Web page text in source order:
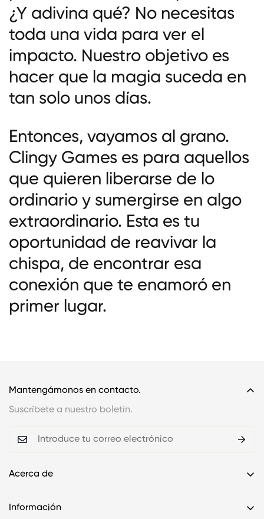
¿Y adivina qué? No necesitas
toda una vida para ver el
impacto. Nuestro objetivo es
hacer que la magia suceda en
tan solo unos días.
Entonces, vayamos al grano.
Clingy Games es para aquellos
que quieren liberarse de lo
ordinario y sumergirse en algo
extraordinario. Esta es tu
oportunidad de reavivar la
chispa, de encontrar esa
conexión que te enamoró en
primer lugar.
Mantengámonos en contacto.
Suscríbete a nuestro boletín.
Acerca de
Información